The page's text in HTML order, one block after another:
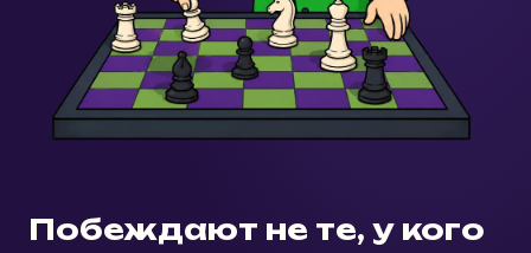
Побеждают не те, у кого